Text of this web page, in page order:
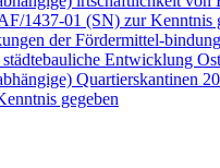
1437-01 (SN) zur Kenntnis
der Fördermittel-
Entwicklung
Quartierskantinen
gegeben